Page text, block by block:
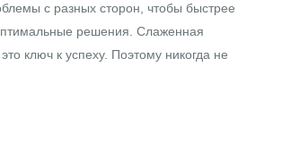
с разных сторон, чтобы быстрее
решения. Слаженная
ключ к успеху. Поэтому никогда не